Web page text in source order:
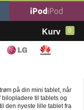
iPodiPod
Kurv 0
på din mini tablet, når
til tablets og
den nyeste lille tablet fra